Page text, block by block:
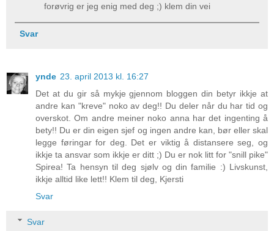
forøvrig er jeg enig med deg ;) klem din vei
Svar
ynde 23. april 2013 kl. 16:27
Det at du gir så mykje gjennom bloggen din betyr ikkje at
andre kan "kreve" noko av deg!! Du deler når du har tid og
overskot. Om andre meiner noko anna har det ingenting å
bety!! Du er din eigen sjef og ingen andre kan, bør eller skal
legge føringar for deg. Det er viktig å distansere seg, og
ikkje ta ansvar som ikkje er ditt ;) Du er nok litt for "snill pike"
Spirea! Ta hensyn til deg sjølv og din familie :) Livskunst,
ikkje alltid like lett!! Klem til deg, Kjersti
Svar
Svar